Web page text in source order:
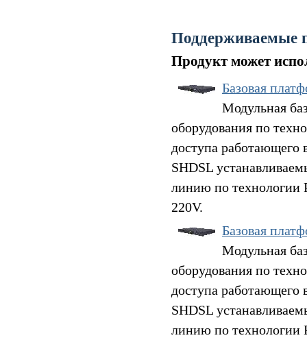
Поддерживаемые
Продукт может
Базовая
Модульная
оборудования по
доступа
SHDSL
линию по технологии
220V.
Базовая
Модульная
оборудования по
доступа
SHDSL
линию по технологии